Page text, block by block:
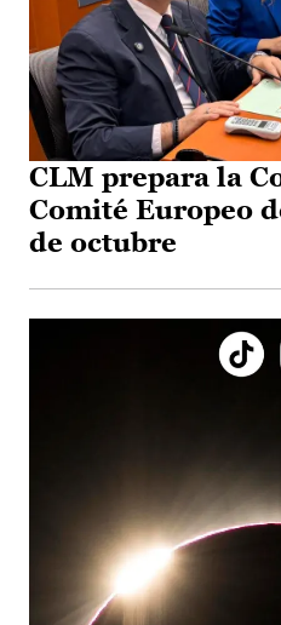
CLM prepara la
Comité Europeo
de octubre